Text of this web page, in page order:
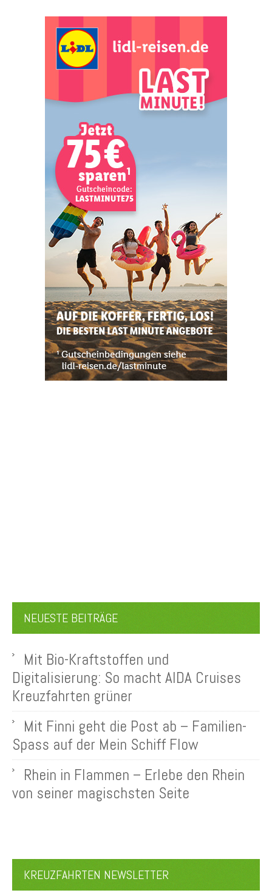
NEUESTE BEITRÄGE
Mit Bio-Kraftstoffen und
Digitalisierung: So macht AIDA Cruises
Kreuzfahrten grüner
Mit Finni geht die Post ab – Familien-
Spass auf der Mein Schiff Flow
Rhein in Flammen – Erlebe den Rhein
von seiner magischsten Seite
KREUZFAHRTEN NEWSLETTER